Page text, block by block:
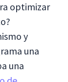
optimizar
y
una
una